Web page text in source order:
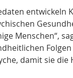
entwickeln
Menschen“,
damit sie